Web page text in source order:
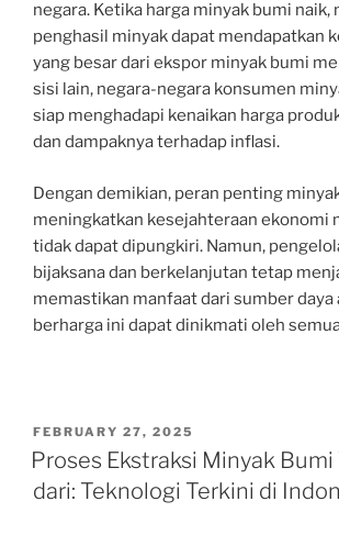
negara. Ketika harga minyak bumi naik,
penghasil minyak dapat mendapatkan
yang besar dari ekspor minyak bumi
sisi lain, negara-negara konsumen
siap menghadapi kenaikan harga
dan dampaknya terhadap inflasi.
Dengan demikian, peran penting
meningkatkan kesejahteraan ekonomi
tidak dapat dipungkiri. Namun,
bijaksana dan berkelanjutan tetap
memastikan manfaat dari sumber daya
berharga ini dapat dinikmati oleh
POSTED
ON
FEBRUARY 27, 2025
Proses Ekstraksi Minyak
dari: Teknologi Terkini di